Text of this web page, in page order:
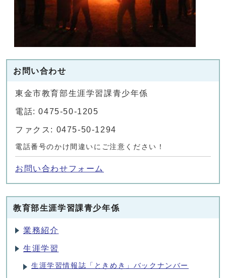
お問い合わせ
東金市教育部生涯学習課青少年係
電話: 0475-50-1205
ファクス: 0475-50-1294
電話番号のかけ間違いにご注意ください！
お問い合わせフォーム
教育部生涯学習課青少年係
業務紹介
生涯学習
生涯学習情報誌「ときめき」バックナンバー